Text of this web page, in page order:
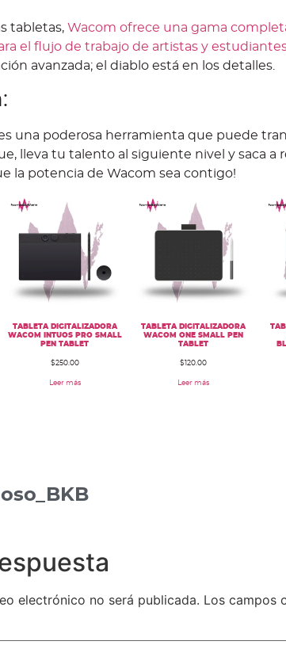
tabletas, Wacom ofrece una gama
el flujo de trabajo de artistas y
avanzada; el diablo está en los detalles.
una poderosa herramienta que puede
lleva tu talento al siguiente nivel y saca
la potencia de Wacom sea contigo!
TABLETA DIGITALIZADORA
WACOM INTUOS PRO SMALL
PEN TABLET
$250.00
Leer más
TABLETA DIGITALIZADORA
WACOM ONE SMALL PEN
TABLET
$ 120.00
Leer más
electrónico no será publicada. Los campos